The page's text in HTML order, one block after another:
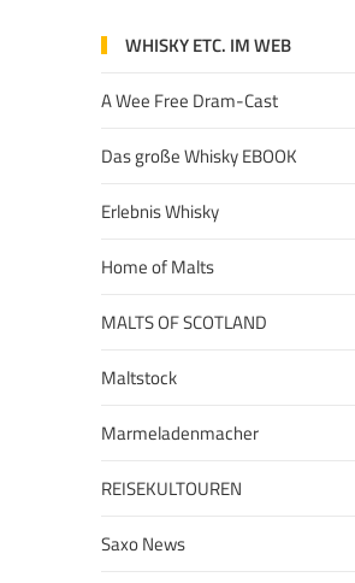
WHISKY ETC. IM WEB
A Wee Free Dram-Cast
Das große Whisky EBOOK
Erlebnis Whisky
Home of Malts
MALTS OF SCOTLAND
Maltstock
Marmeladenmacher
REISEKULTOUREN
Saxo News